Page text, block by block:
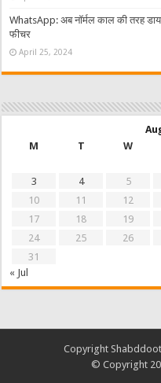
WhatsApp: अब नॉर्मल काल की तरह
फीचर
April 25, 2024
M
T W
3
4 5
10
11 12
17
18 19
24
25 26
31
« Jul
Copyright
© Copyright